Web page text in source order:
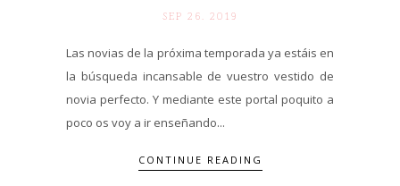
SEP 26. 2019
Las novias de la próxima temporada ya estáis en
la búsqueda incansable de vuestro vestido de
novia perfecto. Y mediante este portal poquito a
poco os voy a ir enseñando...
CONTINUE READING